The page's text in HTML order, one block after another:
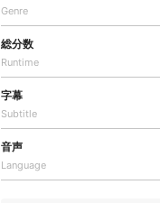
Genre
総分数
Runtime
字幕
Subtitle
音声
Language